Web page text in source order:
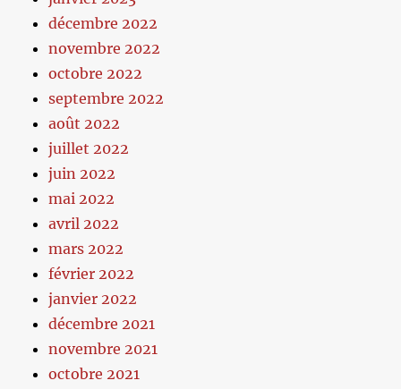
décembre 2022
novembre 2022
octobre 2022
septembre 2022
août 2022
juillet 2022
juin 2022
mai 2022
avril 2022
mars 2022
février 2022
janvier 2022
décembre 2021
novembre 2021
octobre 2021